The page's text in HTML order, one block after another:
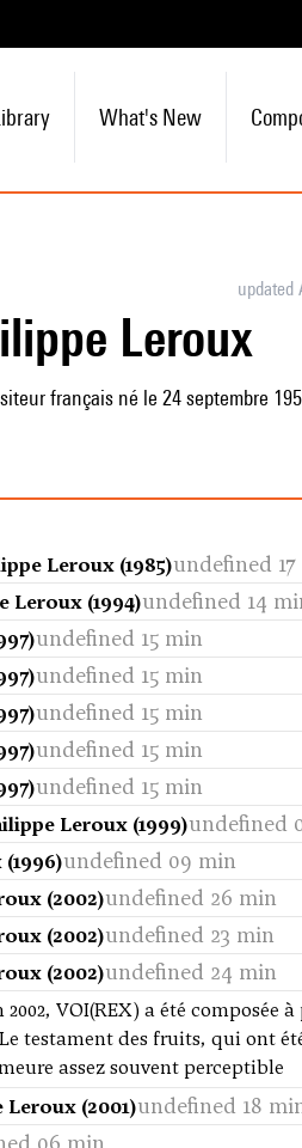
What's New
updated
Leroux
français né le 24 septembre
Leroux (1985)undefined
Leroux (1994)undefined 14
undefined 15 min
undefined 15 min
undefined 15 min
undefined 15 min
undefined 15 min
Leroux (1999)undefined
undefined 09 min
(2002)undefined 26 min
(2002)undefined 23 min
(2002)undefined 24 min
2002, VOI(REX) a été
testament des fruits, qui ont
assez souvent perceptible
Leroux (2001)undefined 18